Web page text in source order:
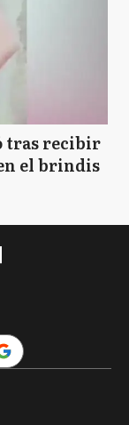
tras recibir
el brindis